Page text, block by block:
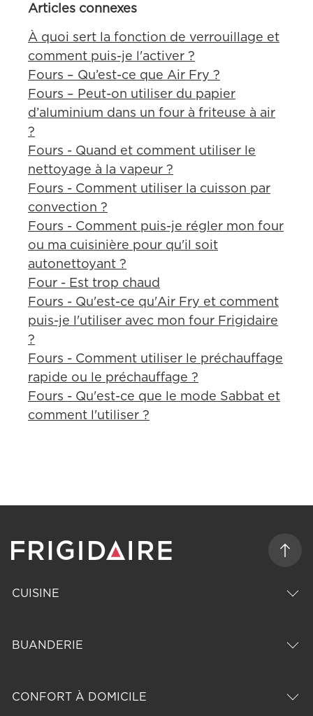
Articles connexes
À quoi sert la fonction de verrouillage et
comment puis-je l'activer ?
Fours – Qu’est-ce que Air Fry ?
Fours – Peut-on utiliser du papier
d’aluminium dans un four à friteuse à air
?
Fours - Quand et comment utiliser le
nettoyage à la vapeur ?
Fours - Comment utiliser la cuisson par
convection ?
Fours - Comment puis-je régler mon four
ou ma cuisinière pour qu'il soit
autonettoyant ?
Four - Est trop chaud
Fours - Qu'est-ce qu'Air Fry et comment
puis-je l'utiliser avec mon four Frigidaire
?
Fours - Comment utiliser le préchauffage
rapide ou le préchauffage ?
Fours - Qu'est-ce que le mode Sabbat et
comment l'utiliser ?
CUISINE
BUANDERIE
CONFORT À DOMICILE